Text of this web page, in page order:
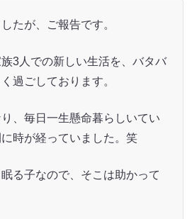
たが、ご報告です。
3人での新しい生活を、バタバ
過ごしております。
、毎日一生懸命暮らしいてい
時が経っていました。笑
る子なので、そこは助かって